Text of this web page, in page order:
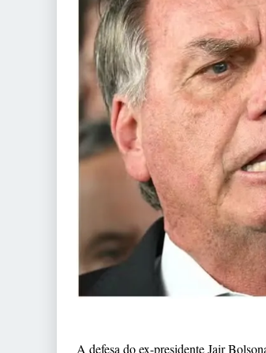
A defesa do ex-presidente Jair